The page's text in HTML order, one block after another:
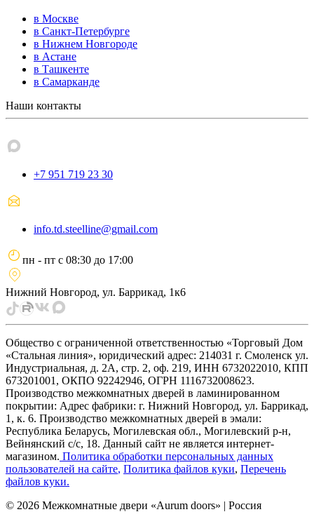
в Москве
в Санкт-Петербурге
в Нижнем Новгороде
в Астане
в Ташкенте
в Самарканде
Наши контакты
+7 951 719 23 30
info.td.steelline@gmail.com
пн - пт с 08:30 до 17:00
Нижний Новгород, ул. Баррикад, 1к6
Общество с ограниченной ответственностью «Торговый Дом
«Стальная линия», юридический адрес: 214031 г. Смоленск ул.
Индустриальная, д. 2А, стр. 2, оф. 219, ИНН 6732022010, КПП
673201001, ОКПО 92242946, ОГРН 1116732008623.
Производство межкомнатных дверей в ламинированном
покрытии: Адрес фабрики: г. Нижний Новгород, ул. Баррикад,
1, к. 6. Производство межкомнатных дверей в эмали:
Республика Беларусь, Могилевская обл., Могилевский р-н,
Вейнянский с/с, 18. Данный сайт не является интернет-
магазином. Политика обработки персональных данных
пользователей на сайте, Политика файлов куки, Перечень
файлов куки.
© 2026 Межкомнатные двери «Aurum doors» | Россия